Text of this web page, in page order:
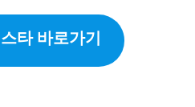
타 바로가기